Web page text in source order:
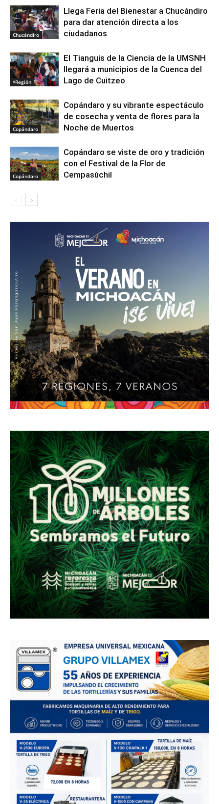
Chucándiro
Llega Feria del Bienestar a Chucándiro
para dar atención directa a los
ciudadanos
*Región
El Tianguis de la Ciencia de la UMSNH
llegará a municipios de la Cuenca del
Lago de Cuitzeo
Copándaro
Copándaro y su vibrante espectáculo
de cosecha y venta de flores para la
Noche de Muertos
Copándaro
Copándaro se viste de oro y tradición
con el Festival de la Flor de
Cempasúchil